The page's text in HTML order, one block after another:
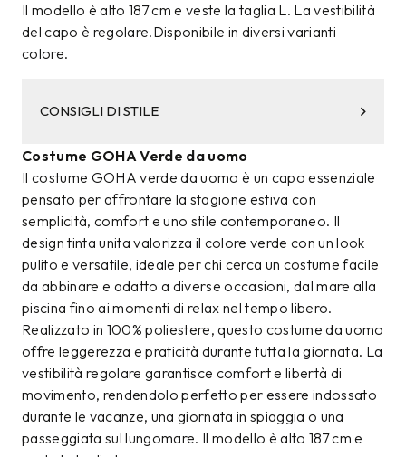
Il modello è alto 187 cm e veste la taglia L. La vestibilità
del capo è regolare.Disponibile in diversi varianti
colore.
CONSIGLI DI STILE
Costume GOHA Verde da uomo
Il costume GOHA verde da uomo è un capo essenziale
pensato per affrontare la stagione estiva con
semplicità, comfort e uno stile contemporaneo. Il
design tinta unita valorizza il colore verde con un look
pulito e versatile, ideale per chi cerca un costume facile
da abbinare e adatto a diverse occasioni, dal mare alla
piscina fino ai momenti di relax nel tempo libero.
Realizzato in 100% poliestere, questo costume da uomo
offre leggerezza e praticità durante tutta la giornata. La
vestibilità regolare garantisce comfort e libertà di
movimento, rendendolo perfetto per essere indossato
durante le vacanze, una giornata in spiaggia o una
passeggiata sul lungomare. Il modello è alto 187 cm e